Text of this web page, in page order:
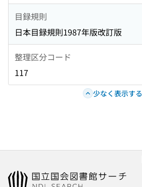
目録規則
日本目録規則1987年版改訂版
整理区分コード
117
少なく表示する